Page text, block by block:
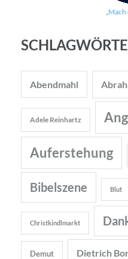
„Mach
Abendmahl
Adele Reinhartz
Auferstehung
Bibelszene Blut
Christkindlmarkt
Demut Dietrich